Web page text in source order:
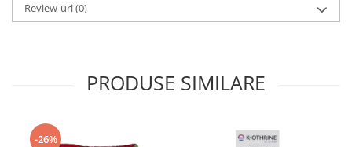
Review-uri(0)
PRODUSE SIMILARE
-26%